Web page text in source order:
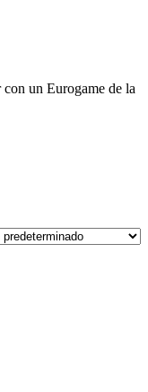
con un Eurogame de la